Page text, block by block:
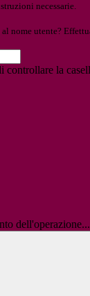
necessarie.
nome utente?
controllare la
dell'operazione...